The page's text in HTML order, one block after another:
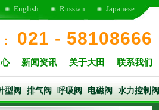
Japanese
Russian
English
021 - 58108666
新闻资讯 关于大田 联系我们
型阀 排气阀 呼吸阀 电磁阀 水力控制阀